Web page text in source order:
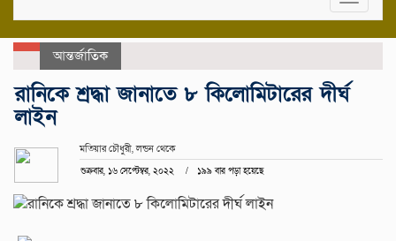
আন্তর্জাতিক
রানিকে শ্রদ্ধা জানাতে ৮ কিলোমিটারের দীর্ঘ
লাইন
মতিয়ার চৌধুরী, লন্ডন থেকে
শুক্রবার, ১৬ সেপ্টেম্বর, ২০২২ ১৯৯ বার পড়া হয়েছে